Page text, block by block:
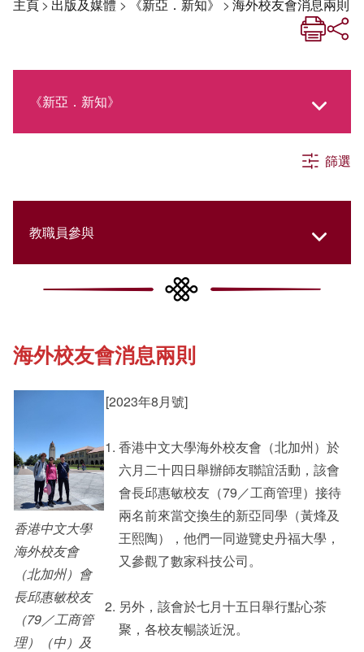
主頁> 出版及媒體 > 《新亞．新知》 > 海外校友會消息兩則
《新亞．新知》
社交媒體專欄
《新亞簡訊》
《新亞書院概覽》
新亞影集
影片庫
篩選
教職員參與
College Updates
Cultural Topics
Alumni Connections
海外校友會消息兩則
香港中文大學
海外校友會
（北加州）會
長邱惠敏校友
（79／工商管
理）（中）及
[2023年8月號]
香港中文大學海外校友會（北加州）於
六月二十四日舉辦師友聯誼活動，該會
會長邱惠敏校友（79／工商管理）接待
兩名前來當交換生的新亞同學（黃烽及
王熙陶），他們一同遊覽史丹福大學，
又參觀了數家科技公司。
另外，該會於七月十五日舉行點心茶
聚，各校友暢談近況。